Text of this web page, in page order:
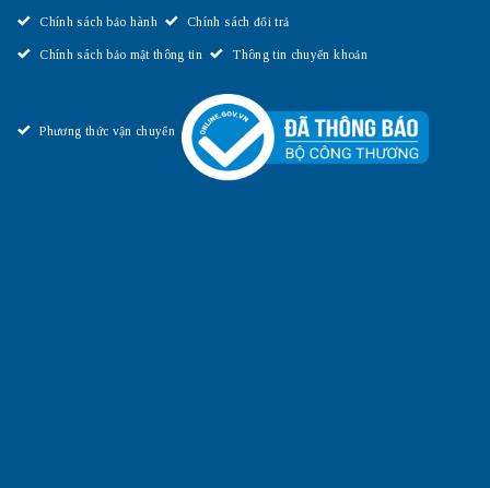
Chính sách bảo hành Chính sách đổi trả
Chính sách bảo mật thông tin Thông tin chuyển khoản
Phương thức vận chuyển